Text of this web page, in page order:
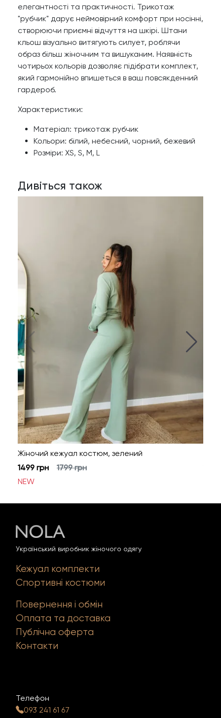
елегантності та практичності. Трикотаж
"рубчик" дарує неймовірний комфорт при носінні,
створюючи приємні відчуття на шкірі. Штани
кльош візуально витягують силует, роблячи
образ більш жіночним та вишуканим. Наявність
чотирьох кольорів дозволяє підібрати комплект,
який гармонійно впишеться в ваш повсякденний
гардероб.
Характеристики:
Матеріал: трикотаж рубчик
Кольори: білий, небесний, чорний, бежевий
Розміри: XS, S, M, L
Дивіться також
Жіночий кежуал костюм, зелений
1499 грн 1799грн
NEW
Український виробник жіночого одягу
Кежуал комплекти
Спортивні костюми
Повернення і обмін
Оплата та доставка
Публічна оферта
Контакти
Телефон
093 241 61 67